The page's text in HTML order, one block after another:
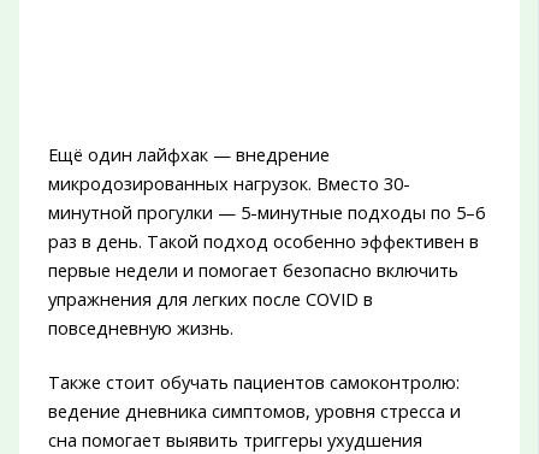
Ещё один лайфхак — внедрение
микродозированных нагрузок. Вместо 30-
минутной прогулки — 5-минутные подходы по 5–6
раз в день. Такой подход особенно эффективен в
первые недели и помогает безопасно включить
упражнения для легких после COVID в
повседневную жизнь.
Также стоит обучать пациентов самоконтролю:
ведение дневника симптомов, уровня стресса и
сна помогает выявить триггеры ухудшения